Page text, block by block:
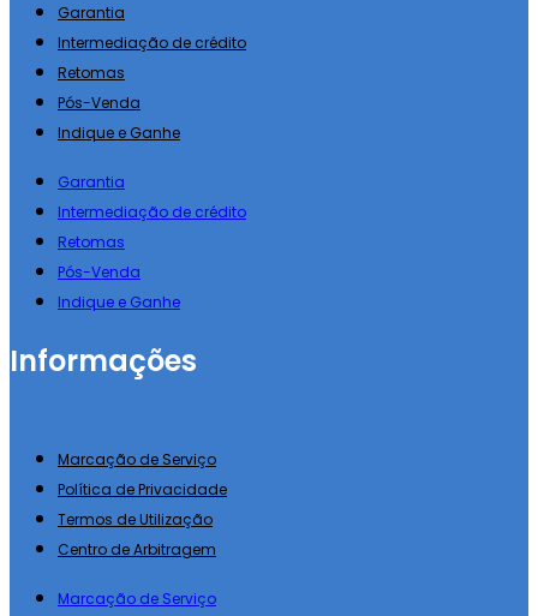
Garantia
Intermediação de crédito
Retomas
Pós-Venda
Indique e Ganhe
Garantia
Intermediação de crédito
Retomas
Pós-Venda
Indique e Ganhe
Informações
Marcação de Serviço
Política de Privacidade
Termos de Utilização
Centro de Arbitragem
Marcação de Serviço